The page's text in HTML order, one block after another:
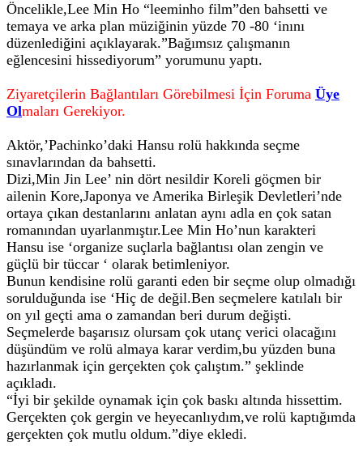
Öncelikle,Lee Min Ho “leeminho film”den bahsetti ve
temaya ve arka plan müziğinin yüzde 70 -80 ‘inını
düzenlediğini açıklayarak.”Bağımsız çalışmanın
eğlencesini hissediyorum” yorumunu yaptı.
Ziyaretçilerin Bağlantıları Görebilmesi İçin Foruma Üye
Olmaları Gerekiyor.
Aktör,’Pachinko’daki Hansu rolü hakkında seçme
sınavlarından da bahsetti.
Dizi,Min Jin Lee’ nin dört nesildir Koreli göçmen bir
ailenin Kore,Japonya ve Amerika Birleşik Devletleri’nde
ortaya çıkan destanlarını anlatan aynı adla en çok satan
romanından uyarlanmıştır.Lee Min Ho’nun karakteri
Hansu ise ‘organize suçlarla bağlantısı olan zengin ve
güçlü bir tüccar ‘ olarak betimleniyor.
Bunun kendisine rolü garanti eden bir seçme olup olmadığı
sorulduğunda ise ‘Hiç de değil.Ben seçmelere katılalı bir
on yıl geçti ama o zamandan beri durum değişti.
Seçmelerde başarısız olursam çok utanç verici olacağını
düşündüm ve rolü almaya karar verdim,bu yüzden buna
hazırlanmak için gerçekten çok çalıştım.” şeklinde
açıkladı.
“İyi bir şekilde oynamak için çok baskı altında hissettim.
Gerçekten çok gergin ve heyecanlıydım,ve rolü kaptığımda
gerçekten çok mutlu oldum.”diye ekledi.